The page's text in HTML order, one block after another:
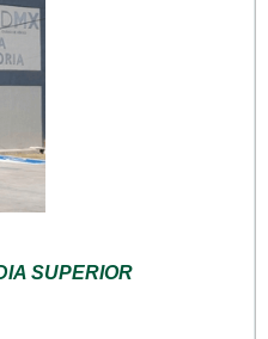
SUPERIOR